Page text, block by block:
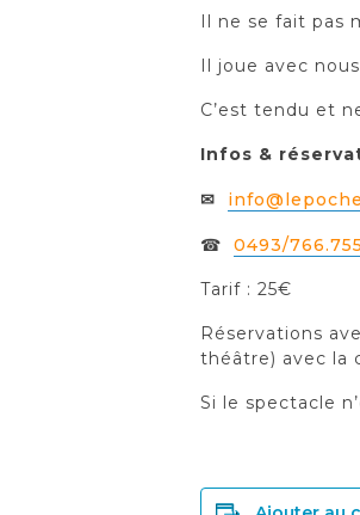
Il ne se fait pas
Il joue avec
C’est tendu et
Infos &
✉
☎ 0493/766.755
Tarif : 25€
Réservations
théâtre) avec la
Si le spectacle